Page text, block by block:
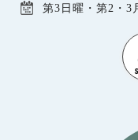
第3日曜・第2・3